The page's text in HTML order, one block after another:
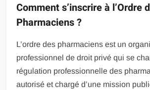
Comment s’inscrire à l’Ordre
Pharmaciens ?
L’ordre des pharmaciens est un
professionnel de droit privé qui se
régulation professionnelle des
autorisé et chargé d’une mission